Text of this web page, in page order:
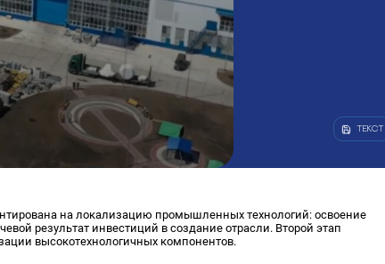
ТЕКСТ
на локализацию промышленных технологий: освоение
результат инвестиций в создание отрасли. Второй этап
высокотехнологичных компонентов.